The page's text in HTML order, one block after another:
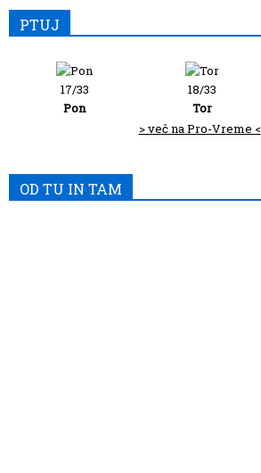
PTUJ
17/33
Pon
18/33
Tor
> več na Pro-Vreme <
OD TU IN TAM